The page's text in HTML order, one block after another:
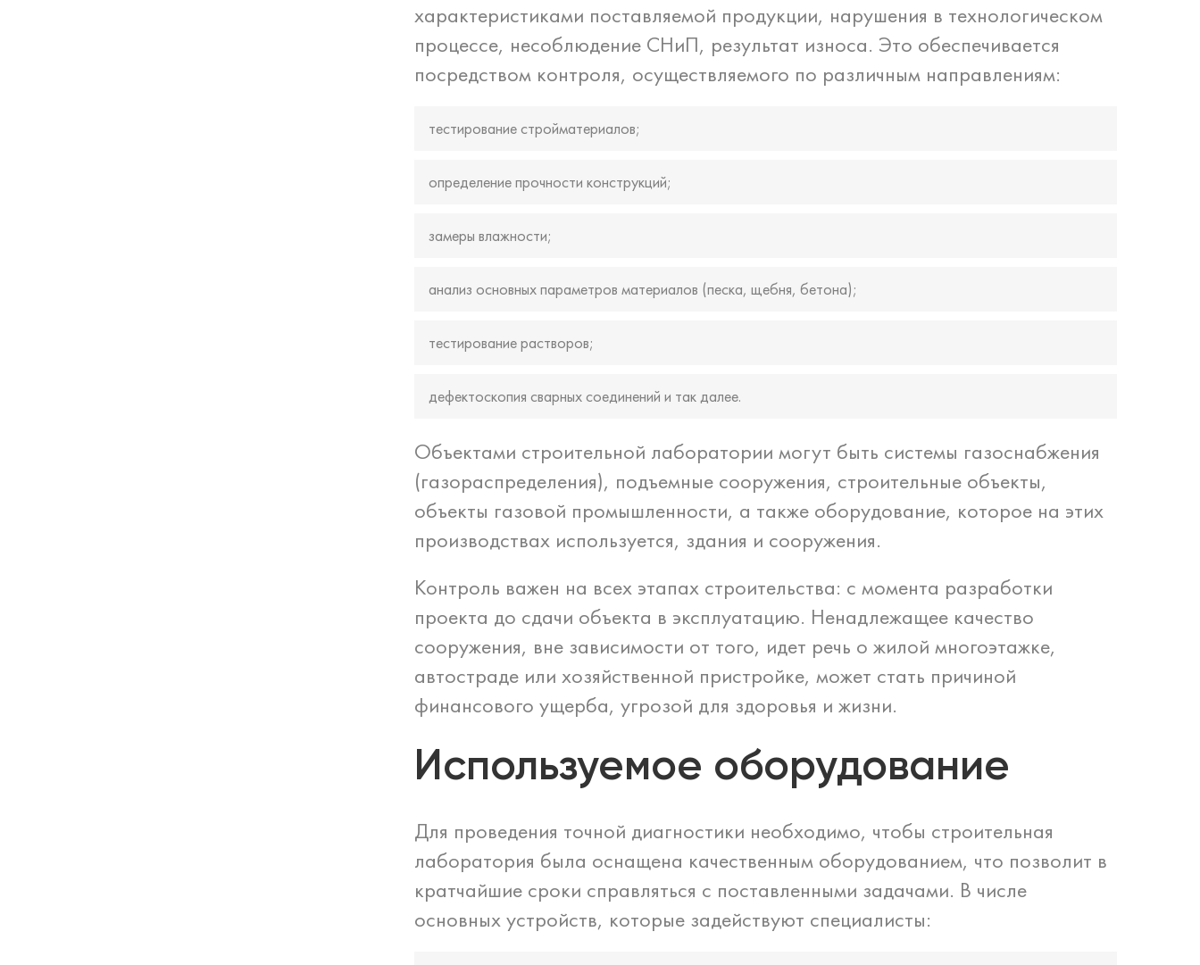
характеристиками поставляемой продукции, нарушения в технологическом
процессе, несоблюдение СНиП, результат износа. Это обеспечивается
посредством контроля, осуществляемого по различным направлениям:
тестирование стройматериалов;
определение прочности конструкций;
замеры влажности;
анализ основных параметров материалов (песка, щебня, бетона);
тестирование растворов;
дефектоскопия сварных соединений и так далее.
Объектами строительной лаборатории могут быть системы газоснабжения
(газораспределения), подъемные сооружения, строительные объекты,
объекты газовой промышленности, а также оборудование, которое на этих
производствах используется, здания и сооружения.
Контроль важен на всех этапах строительства: с момента разработки
проекта до сдачи объекта в эксплуатацию. Ненадлежащее качество
сооружения, вне зависимости от того, идет речь о жилой многоэтажке,
автостраде или хозяйственной пристройке, может стать причиной
финансового ущерба, угрозой для здоровья и жизни.
Используемое оборудование
Для проведения точной диагностики необходимо, чтобы строительная
лаборатория была оснащена качественным оборудованием, что позволит в
кратчайшие сроки справляться с поставленными задачами. В числе
основных устройств, которые задействуют специалисты: